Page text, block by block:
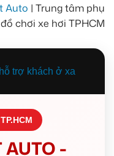
Auto | Trung tâm phụ
chơi xe hơi TPHCM
-